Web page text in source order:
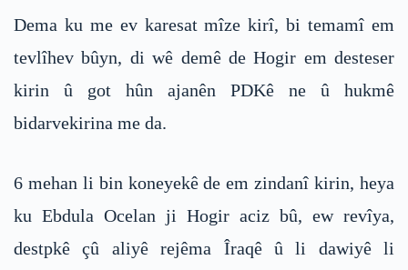
Dema ku me ev karesat mîze kirî, bi temamî em
tevlîhev bûyn, di wê demê de Hogir em desteser
kirin û got hûn ajanên PDKê ne û hukmê
bidarvekirina me da.
6 mehan li bin koneyekê de em zindanî kirin, heya
ku Ebdula Ocelan ji Hogir aciz bû, ew revîya,
destpkê çû aliyê rejêma Îraqê û li dawiyê li